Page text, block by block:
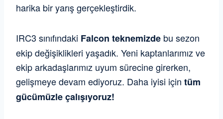
harika bir yarış gerçekleştirdik.
IRC3 sınıfındaki Falcon teknemizde bu sezon
ekip değişiklikleri yaşadık. Yeni kaptanlarımız ve
ekip arkadaşlarımız uyum sürecine girerken,
gelişmeye devam ediyoruz. Daha iyisi için tüm
gücümüzle çalışıyoruz!